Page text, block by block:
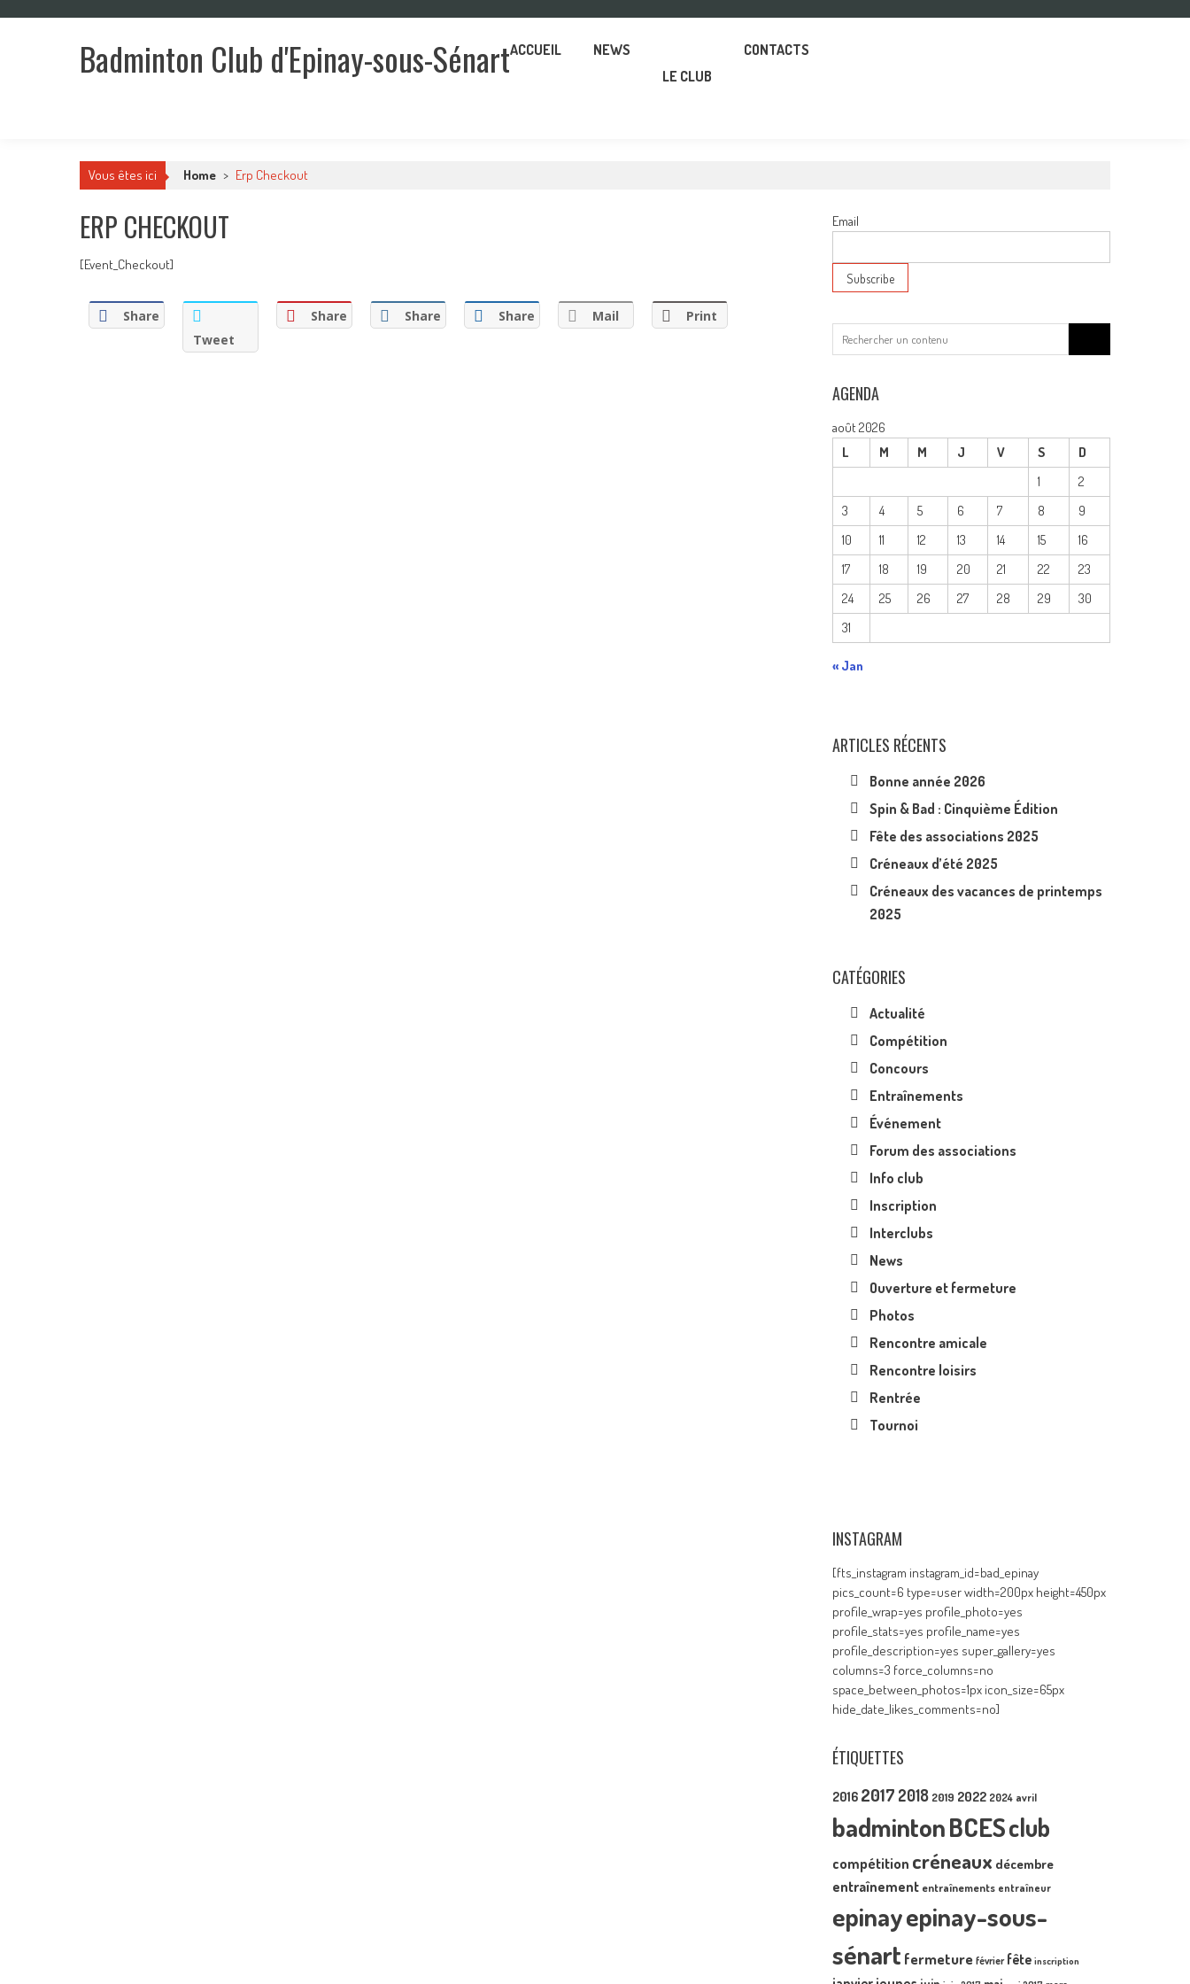
Badminton Club d'Epinay-sous-SénartACCUEIL
NEWS
LE CLUB
CONTACTS
Vous êtes ici Home > Erp Checkout
ERP CHECKOUT
[Event_Checkout]
Share
Tweet
Share Share Share Mail Print
Email
for:
AGENDA
août 2026
L
M M J V S
D
1
2
3
4 5 6 7 8
9
10
11 12 13 14 15
16
17
18 19 20 21 22
23
24
25 26 27 28 29
30
31
« Jan
ARTICLES RÉCENTS
Bonne année 2026
Spin & Bad : Cinquième Édition
Fête des associations 2025
Créneaux d’été 2025
Créneaux des vacances de printemps
2025
CATÉGORIES
Actualité
Compétition
Concours
Entraînements
Événement
Forum des associations
Info club
Inscription
Interclubs
News
Ouverture et fermeture
Photos
Rencontre amicale
Rencontre loisirs
Rentrée
Tournoi
INSTAGRAM
[fts_instagram instagram_id=bad_epinay
pics_count=6 type=user width=200px height=450px
profile_wrap=yes profile_photo=yes
profile_stats=yes profile_name=yes
profile_description=yes super_gallery=yes
columns=3 force_columns=no
space_between_photos=1px icon_size=65px
hide_date_likes_comments=no]
ÉTIQUETTES
2016 2017 2018 2019 2022 2024 avril
badmintonBCESclub
compétition créneaux décembre
entraînement entraînements entraîneur
epinayepinay-sous-
sénart fermeture février fête inscription